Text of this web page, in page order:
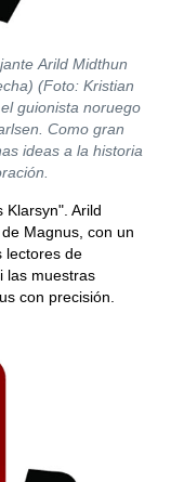
Arild Midthun
(Foto: Kristian
guionista noruego
Como gran
ideas a la historia
Klarsyn". Arild
Magnus, con un
lectores de
las muestras
con precisión.